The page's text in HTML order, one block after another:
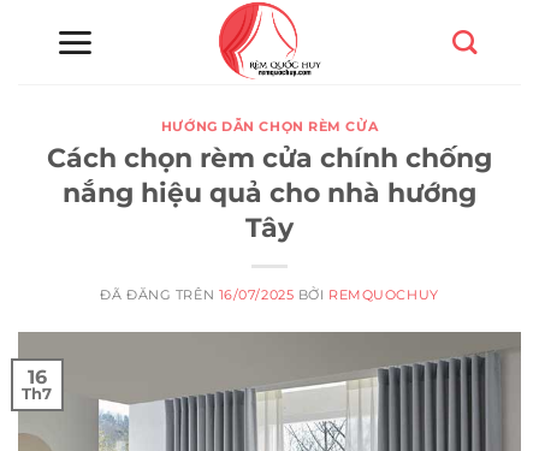
HƯỚNG DẪN CHỌN RÈM CỬA
Cách chọn rèm cửa chính chống
nắng hiệu quả cho nhà hướng
Tây
ĐÃ ĐĂNG TRÊN 16/07/2025 BỞI REMQUOCHUY
16
Th7